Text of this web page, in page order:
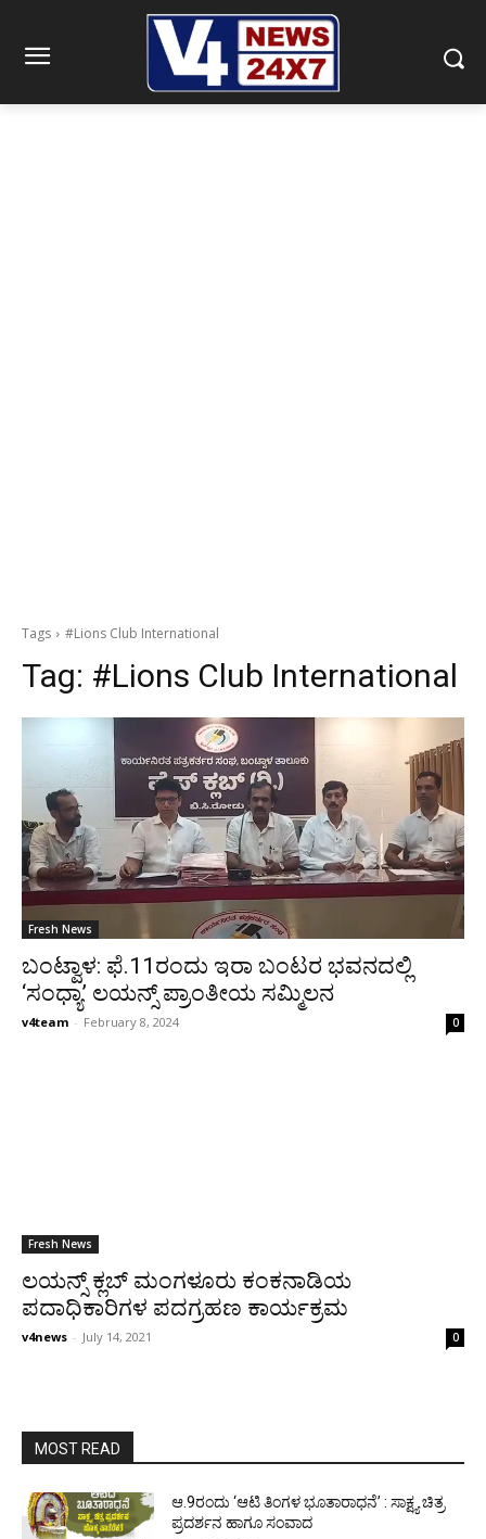
Tags #Lions Club International
Tag: #Lions Club International
Fresh News
ಬಂಟ್ವಾಳ: ಫೆ.11ರಂದು ಇರಾ ಬಂಟರ ಭವನದಲ್ಲಿ
‘ಸಂಧ್ಯಾ’ ಲಯನ್ಸ್ ಪ್ರಾಂತೀಯ ಸಮ್ಮಿಲನ
v4team - February 8, 2024 0
Fresh News
ಲಯನ್ಸ್ ಕ್ಲಬ್ ಮಂಗಳೂರು ಕಂಕನಾಡಿಯ
ಪದಾಧಿಕಾರಿಗಳ ಪದಗ್ರಹಣ ಕಾರ್ಯಕ್ರಮ
v4news - July 14, 2021 0
MOST READ
ಆ.9ರಂದು ‘ಆಟಿ ತಿಂಗಳ ಭೂತಾರಾಧನೆ’ : ಸಾಕ್ಷ್ಯ ಚಿತ್ರ
ಪ್ರದರ್ಶನ ಹಾಗೂ ಸಂವಾದ